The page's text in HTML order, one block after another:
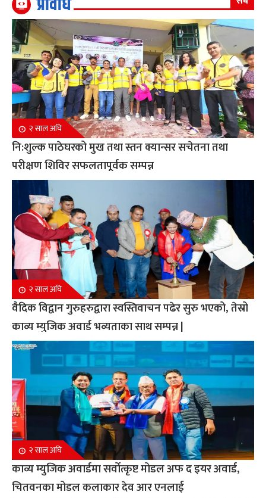
२ साल अघि
नि:शुल्क पाठेघरको मुख तथा स्तन क्यान्सर सचेतना तथा
परीक्षण शिविर सफलतापूर्वक सम्पन्न
२ साल अघि
वैदिक विद्वान गुरुहरुद्वारा स्वस्तिवाचन पढेर सुरु भएको, तेस्रो
काव्य म्युजिक अवार्ड भव्यताका साथ सम्पन्न |
२ साल अघि
काव्य म्युजिक अवार्डमा सर्वोत्कृष्ट मोडल अफ द इयर अवार्ड,
चितवनका मोडल कलाकार देव आर एनलाई